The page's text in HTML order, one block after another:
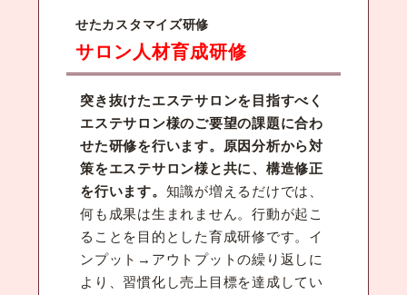
せたカスタマイズ研修
サロン人材育成研修
突き抜けたエステサロンを目指すべく
エステサロン様のご要望の課題に合わ
せた研修を行います。原因分析から対
策をエステサロン様と共に、構造修正
を行います。 知識が増えるだけでは、
何も成果は生まれません。行動が起こ
ることを目的とした育成研修です。イ
ンプット→アウトプットの繰り返しに
より、習慣化し売上目標を達成してい